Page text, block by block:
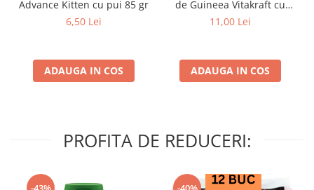
Advance Kitten cu pui 85 gr
6,50 Lei
ADAUGA IN COS
de Guineea Vitakraft cu
struguri & nuci 2 buc
11,00 Lei
ADAUGA IN COS
PROFITA DE REDUCERI: